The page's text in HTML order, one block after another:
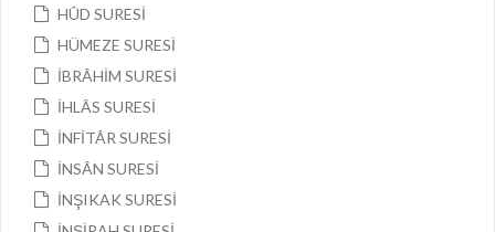
HÛD SURESİ
HÜMEZE SURESİ
İBRÂHİM SURESİ
İHLÂS SURESİ
İNFİTÂR SURESİ
İNSÂN SURESİ
İNŞIKAK SURESİ